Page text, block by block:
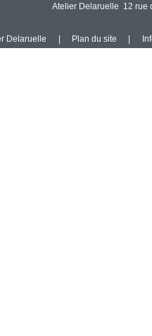
Atelier Delaruelle 12 rue
Delaruelle | Plan du site |